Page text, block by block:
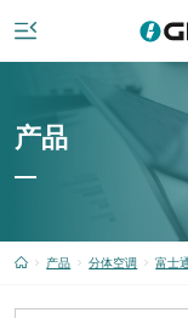
产品
产品 分体空调 富士